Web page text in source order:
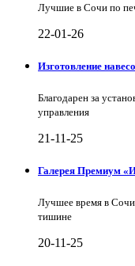
Лучшие в Сочи по
22-01-26
Изготовление
Благодарен за
управления
21-11-25
Галерея Премиум
Лучшее время в Сочи
тишине
20-11-25